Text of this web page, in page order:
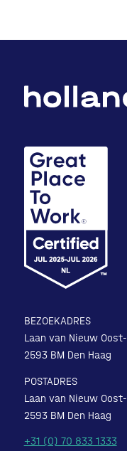
BEZOEKADRES
Laan van Nieuw
2593 BM Den Haag
POSTADRES
Laan van Nieuw
2593 BM Den Haag
+31 (0) 70 833 1333